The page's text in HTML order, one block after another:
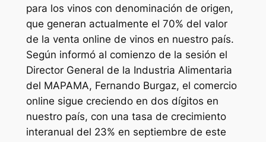
para los vinos con denominación de origen,
que generan actualmente el 70% del valor
de la venta online de vinos en nuestro país.
Según informó al comienzo de la sesión el
Director General de la Industria Alimentaria
del MAPAMA, Fernando Burgaz, el comercio
online sigue creciendo en dos dígitos en
nuestro país, con una tasa de crecimiento
interanual del 23% en septiembre de este